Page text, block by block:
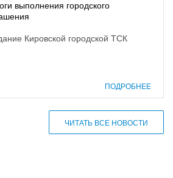
выполнения городского
Кировской городской ТСК
ПОДРОБНЕЕ
ЧИТАТЬ ВСЕ НОВОСТИ